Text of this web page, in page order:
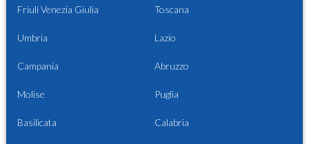
Friuli Venezia Giulia Toscana
Umbria Lazio
Campania Abruzzo
Molise Puglia
Basilicata Calabria